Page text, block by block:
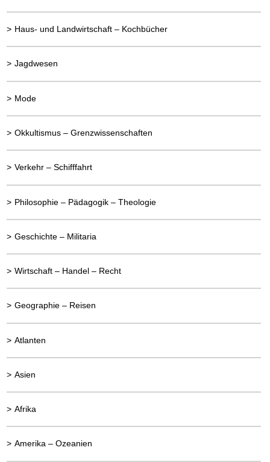
> Haus- und Landwirtschaft – Kochbücher
> Jagdwesen
> Mode
> Okkultismus – Grenzwissenschaften
> Verkehr – Schifffahrt
> Philosophie – Pädagogik – Theologie
> Geschichte – Militaria
> Wirtschaft – Handel – Recht
> Geographie – Reisen
> Atlanten
> Asien
> Afrika
> Amerika – Ozeanien